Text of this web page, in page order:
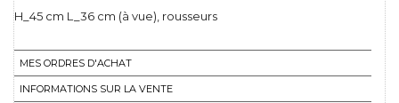
H_45 cm L_36 cm (à vue), rousseurs
MES ORDRES D'ACHAT
INFORMATIONS SUR LA VENTE